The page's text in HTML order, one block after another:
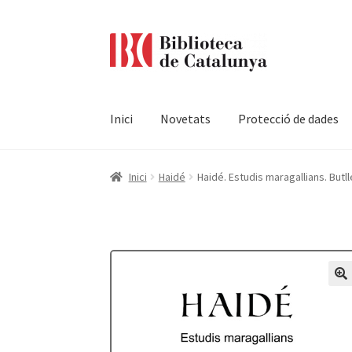
Inici Novetats Protecció de dades
Pàgina d'inici AccessibilitatCistella El meu
Inici Haidé Haidé. Estudis maragallians.